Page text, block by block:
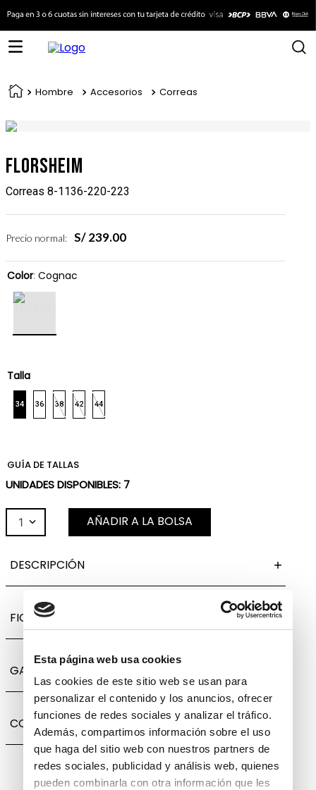
Esta página web usa cookies
Las cookies de este sitio web se usan para
personalizar el contenido y los anuncios, ofrecer
funciones de redes sociales y analizar el tráfico.
Además, compartimos información sobre el uso
que haga del sitio web con nuestros partners de
redes sociales, publicidad y análisis web, quienes
pueden combinarla con otra información que les
Hombre Accesorios Correas
Florsheim
Correas 8-1136-220-223
Precio normal: S/239.00
Color: Cognac
Talla
34 36 38 42 44
GUÍA DE TALLAS
UNIDADES DISPONIBLES: 7
1 AÑADIR A LA BOLSA
DESCRIPCIÓN
FICHA TÉCNICA
GARANTÍA, CAMBIOS Y DEVOLUCIONES
COMPARTIR